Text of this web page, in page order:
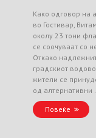
Како одговор на
во Гостивар,
околу 23 тони
се соочуваат со
Откако
градскиот
жители се
од алтернативни
Повеќе